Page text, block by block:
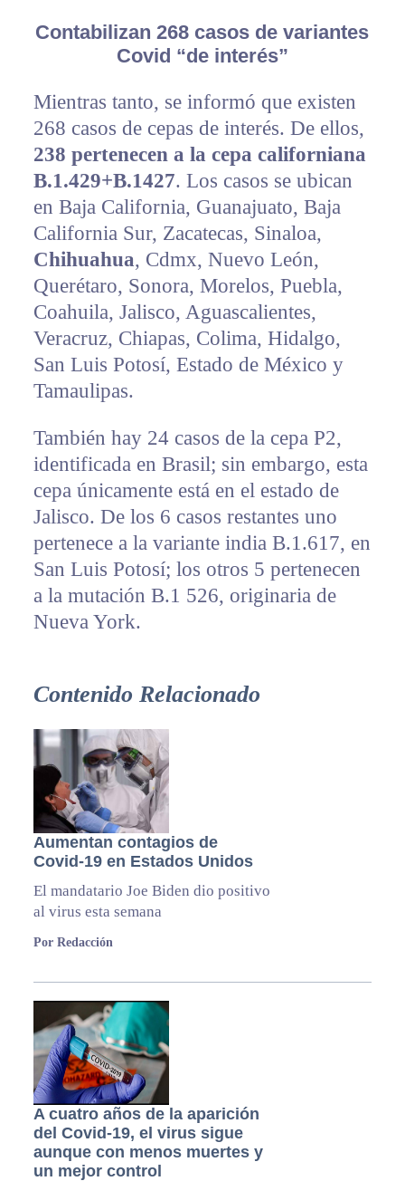
Contabilizan 268 casos de variantes
Covid “de interés”
Mientras tanto, se informó que existen
268 casos de cepas de interés. De ellos,
238 pertenecen a la cepa californiana
B.1.429+B.1427. Los casos se ubican
en Baja California, Guanajuato, Baja
California Sur, Zacatecas, Sinaloa,
Chihuahua, Cdmx, Nuevo León,
Querétaro, Sonora, Morelos, Puebla,
Coahuila, Jalisco, Aguascalientes,
Veracruz, Chiapas, Colima, Hidalgo,
San Luis Potosí, Estado de México y
Tamaulipas.
También hay 24 casos de la cepa P2,
identificada en Brasil; sin embargo, esta
cepa únicamente está en el estado de
Jalisco. De los 6 casos restantes uno
pertenece a la variante india B.1.617, en
San Luis Potosí; los otros 5 pertenecen
a la mutación B.1 526, originaria de
Nueva York.
Contenido Relacionado
Aumentan contagios de
Covid-19 en Estados Unidos
El mandatario Joe Biden dio positivo
al virus esta semana
Por Redacción
A cuatro años de la aparición
del Covid-19, el virus sigue
aunque con menos muertes y
un mejor control